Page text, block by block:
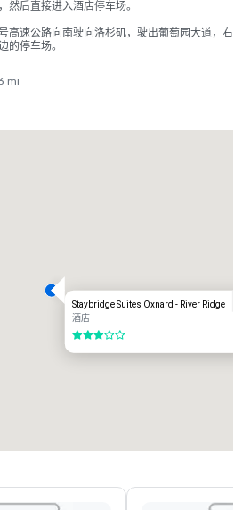
然后直接进入酒店停车场。
高速公路向南驶向洛杉矶，驶出葡萄园大道，右
的停车场。
mi
Staybridge Suites Oxnard - River Ridge
酒店
3/5